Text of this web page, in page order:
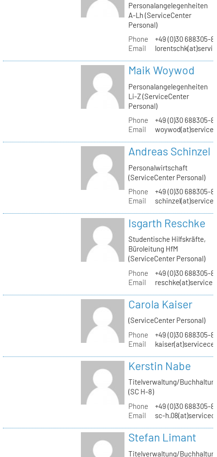
Personalangelegenheiten
A-Lh (ServiceCenter
Personal)
Phone
+49 (0)30 688305-
Email
Maik Woywod
Personalangelegenheiten
Li-Z (ServiceCenter
Personal)
Phone
+49 (0)30 688305-
Email
Andreas Schinzel
Personalwirtschaft
(ServiceCenter Personal)
Phone
+49 (0)30 688305-
Email
Isgarth Reschke
Studentische Hilfskräfte,
Büroleitung HfM
(ServiceCenter Personal)
Phone
+49 (0)30 688305-
Email
Carola Kaiser
(ServiceCenter Personal)
Phone
+49 (0)30 688305-
Email
Kerstin Nabe
Titelverwaltung/
(SC H-8)
Phone
+49 (0)30 688305-
Email
sc-
Stefan Limant
Titelverwaltung/